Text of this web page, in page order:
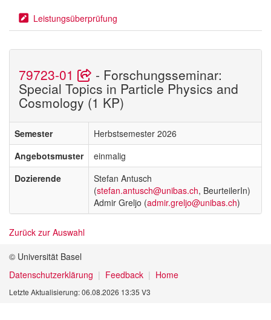
Leistungsüberprüfung
79723-01 - Forschungsseminar:
Special Topics in Particle Physics and
Cosmology (1 KP)
Semester
Herbstsemester 2026
Angebotsmuster
einmalig
Dozierende
Stefan Antusch
(stefan.antusch@unibas.ch, BeurteilerIn)
Admir Greljo (admir.greljo@unibas.ch)
Zurück zur Auswahl
© Universität Basel
Datenschutzerklärung
Feedback Home
Letzte Aktualisierung: 06.08.2026 13:35 V3